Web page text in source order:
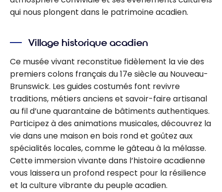
qui nous plongent dans le patrimoine acadien.
Village historique acadien
Ce musée vivant reconstitue fidèlement la vie des
premiers colons français du 17e siècle au Nouveau-
Brunswick. Les guides costumés font revivre
traditions, métiers anciens et savoir-faire artisanal
au fil d’une quarantaine de bâtiments authentiques.
Participez à des animations musicales, découvrez la
vie dans une maison en bois rond et goûtez aux
spécialités locales, comme le gâteau à la mélasse.
Cette immersion vivante dans l’histoire acadienne
vous laissera un profond respect pour la résilience
et la culture vibrante du peuple acadien.